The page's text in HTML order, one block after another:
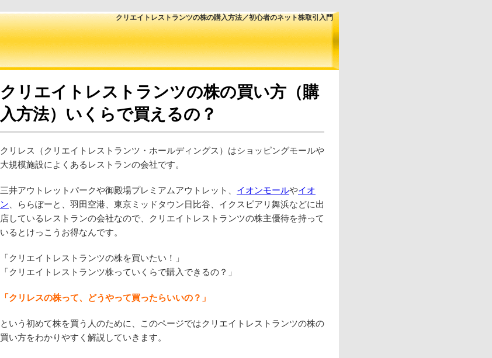
クリエイトレストランツの株の購入方法／初心者のネット株取引入門
クリエイトレストランツの株の買い方（購
入方法）いくらで買えるの？
クリレス（クリエイトレストランツ・ホールディングス）はショッピングモールや
大規模施設によくあるレストランの会社です。
三井アウトレットパークや御殿場プレミアムアウトレット、 イオンモールやイオ
ン 、ららぽーと、羽田空港、東京ミッドタウン日比谷、イクスピアリ舞浜などに出
店しているレストランの会社なので、クリエイトレストランツの株主優待を持って
いるとけっこうお得なんです。
「クリエイトレストランツの株を買いたい！」
「クリエイトレストランツ株っていくらで購入できるの？」
「クリレスの株って、どうやって買ったらいいの？」
という初めて株を買う人のために、このページではクリエイトレストランツの株の
買い方をわかりやすく解説していきます。